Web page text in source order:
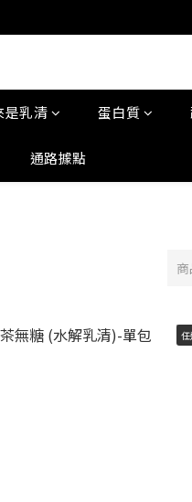
是乳清 蛋白質
通路據點